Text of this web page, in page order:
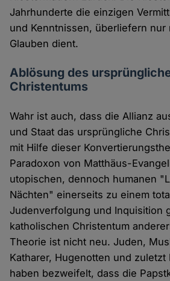
Jahrhunderte die einzigen
und Kenntnissen, überliefern nur
Glauben dient.
Ablösung des
Christentums
Wahr ist auch, dass die Allianz
und Staat das ursprüngliche
mit Hilfe dieser
Paradoxon von Matthäus-
utopischen, dennoch humanen
Nächten" einerseits zu einem
Judenverfolgung und Inquisition
katholischen Christentum
Theorie ist nicht neu. Juden,
Katharer, Hugenotten und zuletzt
haben bezweifelt, dass die